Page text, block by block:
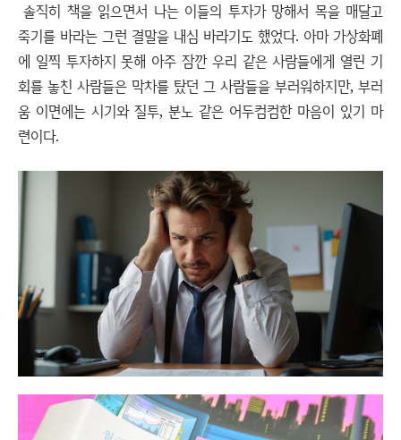
솔직히 책을 읽으면서 나는 이들의 투자가 망해서 목을 매달고
죽기를 바라는 그런 결말을 내심 바라기도 했었다. 아마 가상화폐
에 일찍 투자하지 못해 아주 잠깐 우리 같은 사람들에게 열린 기
회를 놓친 사람들은 막차를 탔던 그 사람들을 부러워하지만, 부러
움 이면에는 시기와 질투, 분노 같은 어두컴컴한 마음이 있기 마
련이다.